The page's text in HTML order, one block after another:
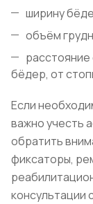
ширину
объём
расстояние
бёдер, от
Если
важно учесть
обратить
фиксаторы,
консультации